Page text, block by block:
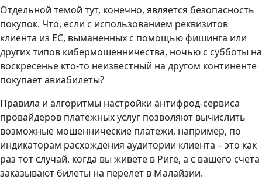
Отдельной темой тут, конечно, является безопасность
покупок. Что, если с использованием реквизитов
клиента из ЕС, выманенных с помощью фишинга или
других типов кибермошенничества, ночью с субботы на
воскресенье кто-то неизвестный на другом континенте
покупает авиабилеты?
Правила и алгоритмы настройки антифрод-сервиса
провайдеров платежных услуг позволяют вычислить
возможные мошеннические платежи, например, по
индикаторам расхождения аудитории клиента – это как
раз тот случай, когда вы живете в Риге, а с вашего счета
заказывают билеты на перелет в Малайзии.